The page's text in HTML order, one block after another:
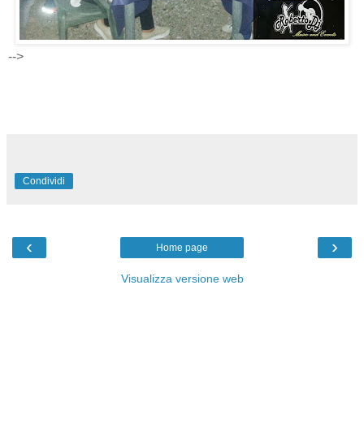
-->
Condividi
‹ ›
Home page
Visualizza versione web